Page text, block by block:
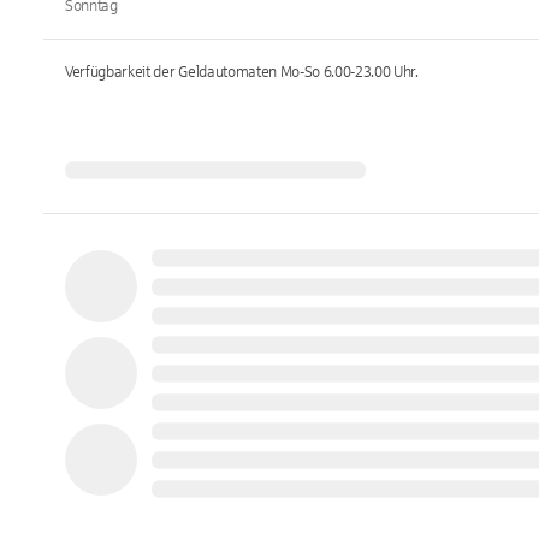
Sonntag
Verfügbarkeit der Geldautomaten Mo-So 6.00-23.00Uhr.